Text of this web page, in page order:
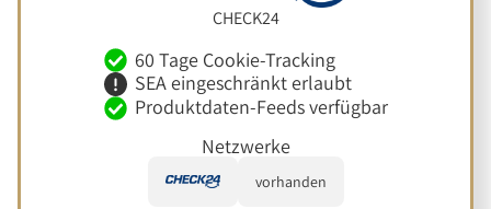
CHECK24
60 Tage Cookie-Tracking
SEA eingeschränkt erlaubt
Produktdaten-Feeds verfügbar
Netzwerke
vorhanden